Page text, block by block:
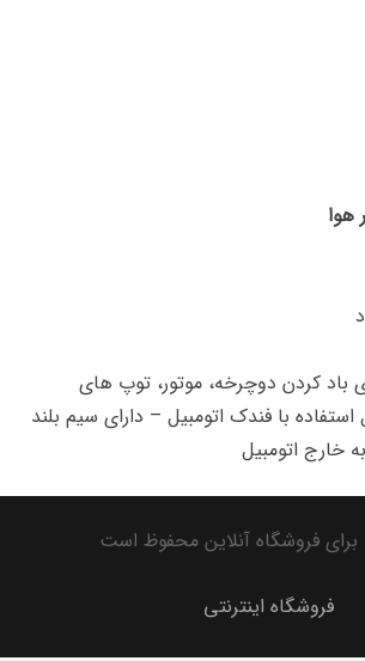
هوا
باد کردن دوچرخه، موتور، توپ های
با فندک اتومبیل – دارای سیم بلند
خارج اتومبیل
فروشگاه آنلاین محفوظ است
فروشگاه اینترنتی